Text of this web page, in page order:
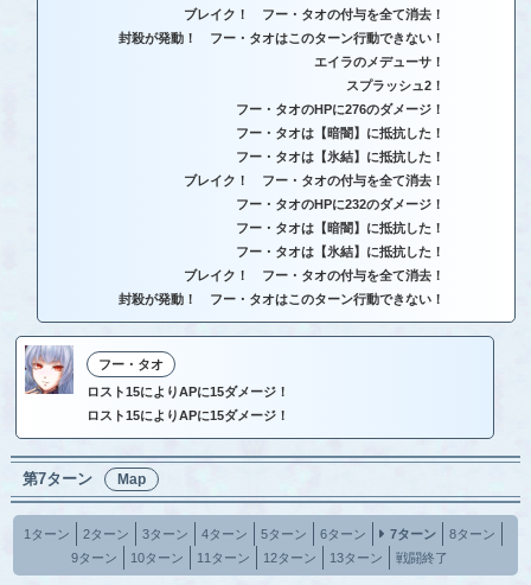
ブレイク！ フー・タオの付与を全て消去！
封殺が発動！ フー・タオはこのターン行動できない！
エイラのメデューサ！
スプラッシュ2！
フー・タオのHPに276のダメージ！
フー・タオは【暗闇】に抵抗した！
フー・タオは【氷結】に抵抗した！
ブレイク！ フー・タオの付与を全て消去！
フー・タオのHPに232のダメージ！
フー・タオは【暗闇】に抵抗した！
フー・タオは【氷結】に抵抗した！
ブレイク！ フー・タオの付与を全て消去！
封殺が発動！ フー・タオはこのターン行動できない！
フー・タオ
ロスト15によりAPに15ダメージ！
ロスト15によりAPに15ダメージ！
第7ターン Map
1ターン 2ターン 3ターン 4ターン 5ターン 6ターン 7ターン
8ターン
9ターン
10ターン 11ターン 12ターン 13ターン 戦闘終了